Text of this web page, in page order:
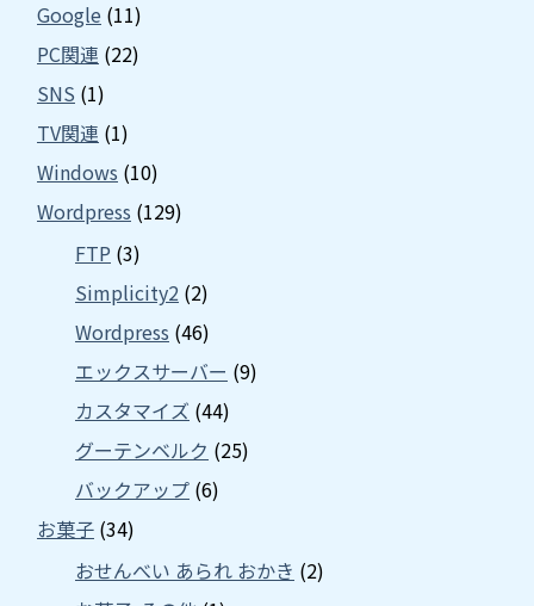
Google (11)
PC関連 (22)
SNS (1)
TV関連 (1)
Windows (10)
Wordpress (129)
FTP (3)
Simplicity2 (2)
Wordpress (46)
エックスサーバー (9)
カスタマイズ (44)
グーテンベルク (25)
バックアップ (6)
お菓子 (34)
おせんべい あられ おかき (2)